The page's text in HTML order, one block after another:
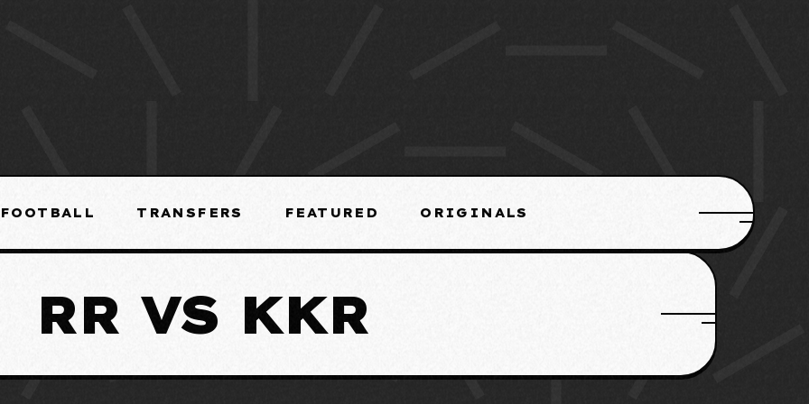
FOOTBALL TRANSFERS FEATURED ORIGINALS
RR VS KKR